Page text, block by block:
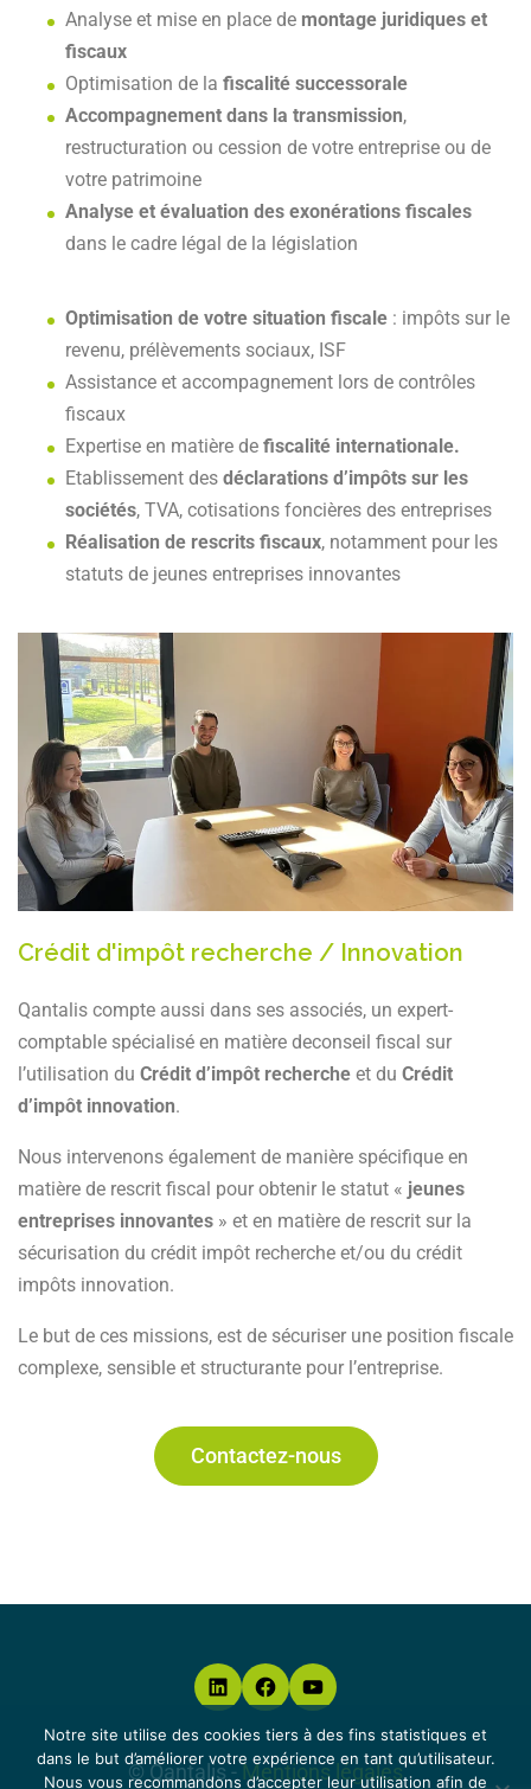
Analyse et mise en place de montage juridiques et
fiscaux
Optimisation de la fiscalité successorale
Accompagnement dans la transmission,
restructuration ou cession de votre entreprise ou de
votre patrimoine
Analyse et évaluation des exonérations fiscales
dans le cadre légal de la législation
Optimisation de votre situation fiscale : impôts sur le
revenu, prélèvements sociaux, ISF
Assistance et accompagnement lors de contrôles
fiscaux
Expertise en matière de fiscalité internationale.
Etablissement des déclarations d’impôts sur les
sociétés, TVA, cotisations foncières des entreprises
Réalisation de rescrits fiscaux, notamment pour les
statuts de jeunes entreprises innovantes
Crédit d'impôt recherche / Innovation
Qantalis compte aussi dans ses associés, un expert-
comptable spécialisé en matière deconseil fiscal sur
l’utilisation du Crédit d’impôt recherche et du Crédit
d’impôt innovation.
Nous intervenons également de manière spécifique en
matière de rescrit fiscal pour obtenir le statut « jeunes
entreprises innovantes » et en matière de rescrit sur la
sécurisation du crédit impôt recherche et/ou du crédit
impôts innovation.
Le but de ces missions, est de sécuriser une position fiscale
complexe, sensible et structurante pour l’entreprise.
Contactez-nous
© Qantalis -Mentions légales
Notre site utilise des cookies tiers à des fins statistiques et
dans le but d’améliorer votre expérience en tant qu’utilisateur.
Nous vous recommandons d’accepter leur utilisation afin de